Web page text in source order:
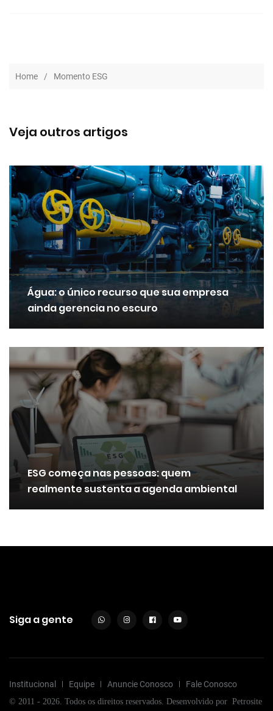
Home Momento ESG
Veja outros artigos
Água: o único recurso que sua empresa
ainda gerencia no escuro
ESG começa nas pessoas: quem
realmente sustenta a agenda ambiental
Siga a gente
Institucional Equipe Anuncie Conosco Fale Conosco
© 2011 - 2026. Todos os direitos reservados. Desenvolvido por Petrosite